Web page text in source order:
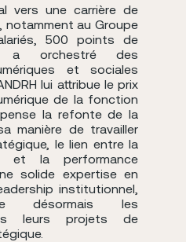
vers une carrière de
notamment au Groupe
500 points de
orchestré des
et sociales
lui attribue le prix
de la fonction
la refonte de la
manière de travailler
le lien entre la
et la performance
solide expertise en
institutionnel,
désormais les
leurs projets de